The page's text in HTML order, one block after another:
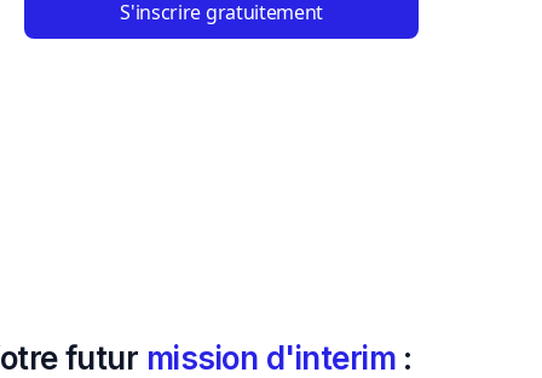
S'inscrire gratuitement
futur mission d'interim :